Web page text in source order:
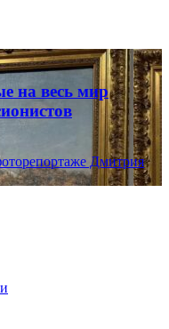
на весь мир
Дмитрия